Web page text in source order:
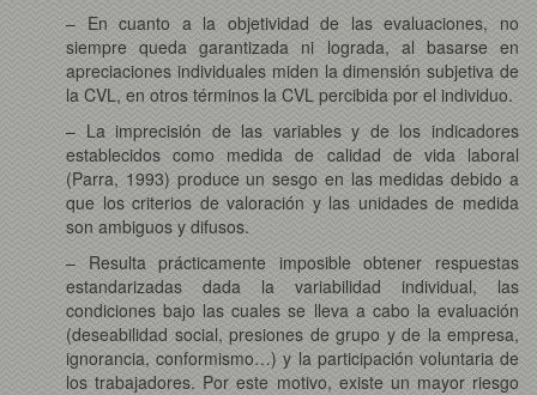
– En cuanto a la objetividad de las evaluaciones, no
siempre queda garantizada ni lograda, al basarse en
apreciaciones individuales miden la dimensión subjetiva de
la CVL, en otros términos la CVL percibida por el individuo.
– La imprecisión de las variables y de los indicadores
establecidos como medida de calidad de vida laboral
(Parra, 1993) produce un sesgo en las medidas debido a
que los criterios de valoración y las unidades de medida
son ambiguos y difusos.
– Resulta prácticamente imposible obtener respuestas
estandarizadas dada la variabilidad individual, las
condiciones bajo las cuales se lleva a cabo la evaluación
(deseabilidad social, presiones de grupo y de la empresa,
ignorancia, conformismo…) y la participación voluntaria de
los trabajadores. Por este motivo, existe un mayor riesgo